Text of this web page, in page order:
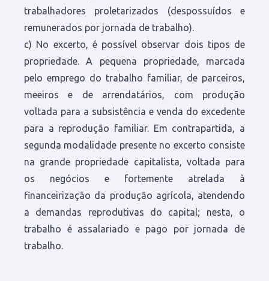
trabalhadores proletarizados (despossuídos e
remunerados por jornada de trabalho).
c) No excerto, é possível observar dois tipos de
propriedade. A pequena propriedade, marcada
pelo emprego do trabalho familiar, de parceiros,
meeiros e de arrendatários, com produção
voltada para a subsistência e venda do excedente
para a reprodução familiar. Em contrapartida, a
segunda modalidade presente no excerto consiste
na grande propriedade capitalista, voltada para
os negócios e fortemente atrelada à
financeirização da produção agrícola, atendendo
a demandas reprodutivas do capital; nesta, o
trabalho é assalariado e pago por jornada de
trabalho.